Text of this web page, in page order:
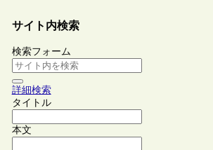
サイト内検索
検索フォーム
詳細検索
タイトル
本文